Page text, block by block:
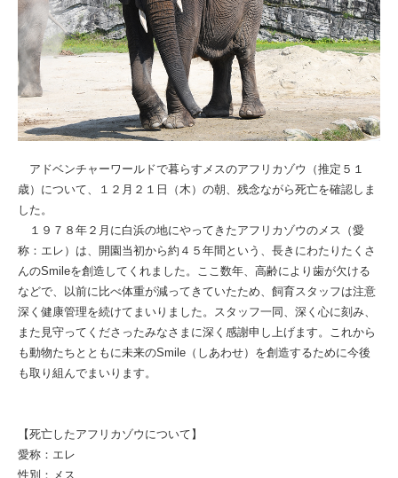
アドベンチャーワールドで暮らすメスのアフリカゾウ（推定５１
歳）について、１２月２１日（木）の朝、残念ながら死亡を確認しま
した。
１９７８年２月に白浜の地にやってきたアフリカゾウのメス（愛
称：エレ）は、開園当初から約４５年間という、長きにわたりたくさ
んのSmileを創造してくれました。ここ数年、高齢により歯が欠ける
などで、以前に比べ体重が減ってきていたため、飼育スタッフは注意
深く健康管理を続けてまいりました。スタッフ一同、深く心に刻み、
また見守ってくださったみなさまに深く感謝申し上げます。これから
も動物たちとともに未来のSmile（しあわせ）を創造するために今後
も取り組んでまいります。
【死亡したアフリカゾウについて】
愛称：エレ
性別：メス